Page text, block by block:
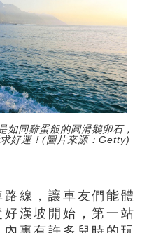
如同雞蛋般的圓滑鵝卵石，
好運！(圖片來源：Getty)
線，讓車友們能體
漢坡開始，第一站